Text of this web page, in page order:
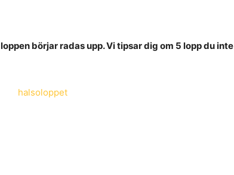
börjar radas upp. Vi tipsar dig om 5 lopp du inte